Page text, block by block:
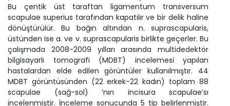
Bu çentik üst taraftan ligamentum transversum
scapulae superius tarafından kapatılır ve bir delik haline
dönüştürülür. Bu bağın altından n. suprascapularis,
üstünden ise a. ve v. suprascapularis birlikte geçerler. Bu
çalışmada 2008-2009 yılları arasında multidedektör
bilgisayarlı tomografi (MDBT) incelemesi yapılan
hastalardan elde edilen görüntüler kullanılmıştır. 44
MDBT görüntüsünden (22 erkek-22 kadın) toplam 88
scapulae (sağ-sol) ’nın incisura scapulae’sı
incelenmiştir. İnceleme sonucunda 5 tip belirlenmiştir.